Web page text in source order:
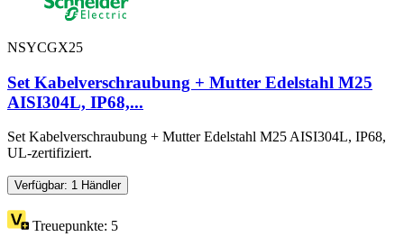
NSYCGX25
Set Kabelverschraubung + Mutter Edelstahl M25
AISI304L, IP68,...
Set Kabelverschraubung + Mutter Edelstahl M25 AISI304L, IP68,
UL-zertifiziert.
Verfügbar: 1 Händler
Treuepunkte: 5